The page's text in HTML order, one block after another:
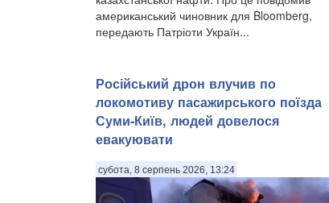
американський чиновник для Bloomberg,
передають Патріоти Україн...
Російський дрон влучив по
локомотиву пасажирського поїзда
Суми-Київ, людей довелося
евакуювати
субота, 8 серпень 2026, 13:24